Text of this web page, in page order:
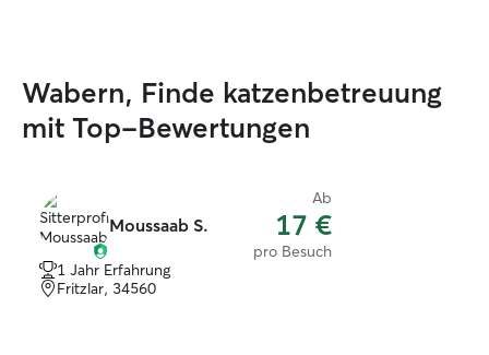
Wabern, Finde katzenbetreuung
mit Top-Bewertungen
Moussaab S.
Ab
17 €
pro Besuch
1 Jahr Erfahrung
Fritzlar, 34560